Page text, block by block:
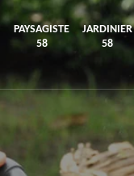
PAYSAGISTE
58
JARDINIER
58